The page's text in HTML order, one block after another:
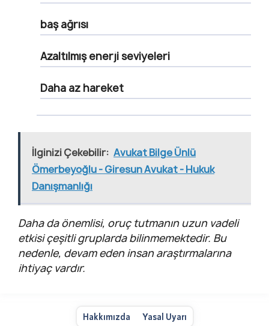
baş ağrısı
Azaltılmış enerji seviyeleri
Daha az hareket
İlginizi Çekebilir: Avukat Bilge Ünlü
Ömerbeyoğlu - Giresun Avukat - Hukuk
Danışmanlığı
Daha da önemlisi, oruç tutmanın uzun vadeli
etkisi çeşitli gruplarda bilinmemektedir. Bu
nedenle, devam eden insan araştırmalarına
ihtiyaç vardır.
Hakkımızda Yasal Uyarı